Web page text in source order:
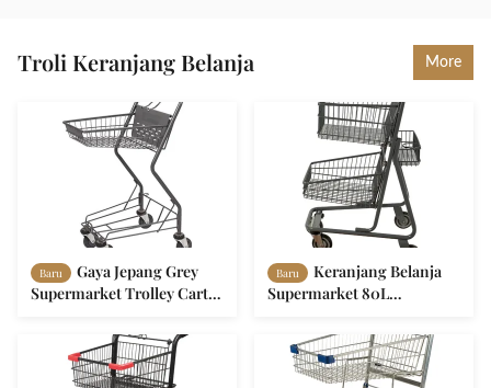
Troli Keranjang Belanja More
Baru
Gaya Jepang Grey
Supermarket Trolley Cart
Baru
Keranjang Belanja
Supermarket 80L
Logam Besar